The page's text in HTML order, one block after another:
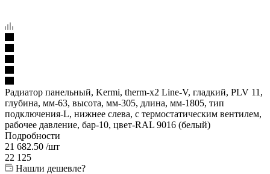
Радиатор панельный, Kermi, therm-x2 Line-V, гладкий, PLV 11,
глубина, мм-63, высота, мм-305, длина, мм-1805, тип
подключения-L, нижнее слева, с термостатическим вентилем,
рабочее давление, бар-10, цвет-RAL 9016 (белый)
Подробности
21 682.50 /шт
22 125
Нашли дешевле?